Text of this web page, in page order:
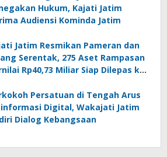
Hukum, Kajati Jatim
Audiensi Kominda Jatim
Jatim Resmikan Pameran dan
Serentak, 275 Aset Rampasan
Rp40,73 Miliar Siap Dilepas ke
Persatuan di Tengah Arus
Digital, Wakajati Jatim
Dialog Kebangsaan